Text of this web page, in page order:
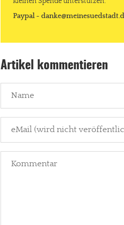
Paypal -
Artikel kommentieren